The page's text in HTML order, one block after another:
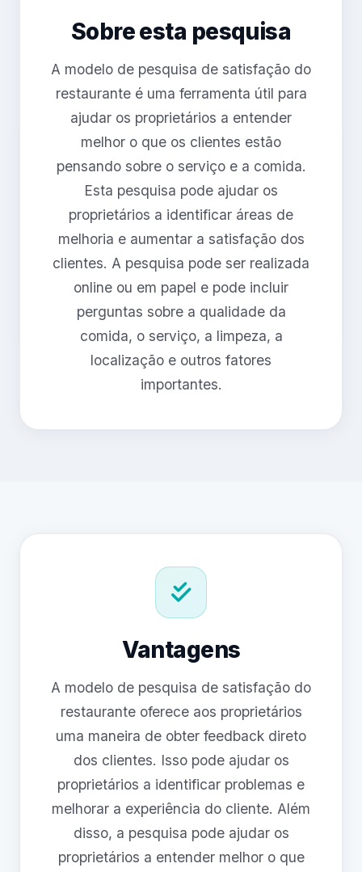
Sobre esta pesquisa
A modelo de pesquisa de satisfação do
restaurante é uma ferramenta útil para
ajudar os proprietários a entender
melhor o que os clientes estão
pensando sobre o serviço e a comida.
Esta pesquisa pode ajudar os
proprietários a identificar áreas de
melhoria e aumentar a satisfação dos
clientes. A pesquisa pode ser realizada
online ou em papel e pode incluir
perguntas sobre a qualidade da
comida, o serviço, a limpeza, a
localização e outros fatores
importantes.
Vantagens
A modelo de pesquisa de satisfação do
restaurante oferece aos proprietários
uma maneira de obter feedback direto
dos clientes. Isso pode ajudar os
proprietários a identificar problemas e
melhorar a experiência do cliente. Além
disso, a pesquisa pode ajudar os
proprietários a entender melhor o que